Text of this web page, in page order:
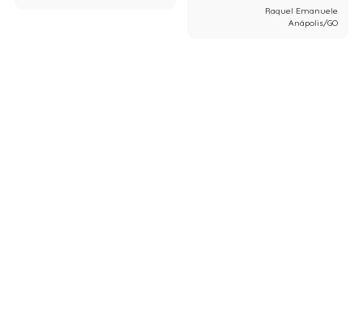
Raquel Emanuele
Anápolis/GO